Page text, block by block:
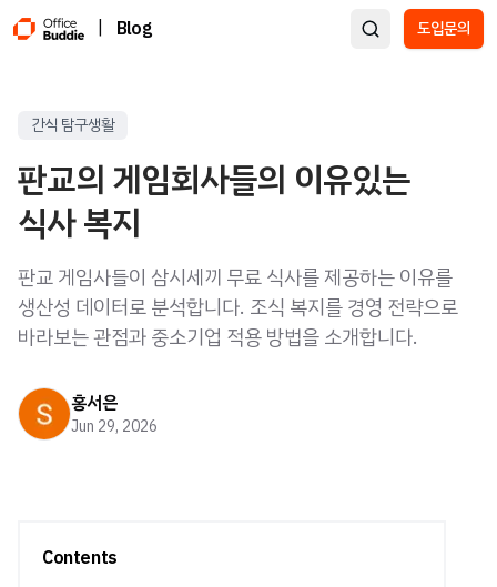
| Blog 도입문의
간식 탐구생활
판교의 게임회사들의 이유있는
식사 복지
판교 게임사들이 삼시세끼 무료 식사를 제공하는 이유를
생산성 데이터로 분석합니다. 조식 복지를 경영 전략으로
바라보는 관점과 중소기업 적용 방법을 소개합니다.
홍서은
Jun 29, 2026
Contents